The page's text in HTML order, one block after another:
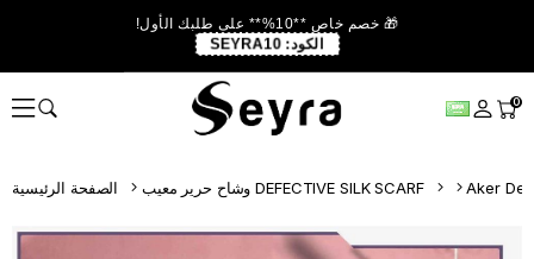
🎁 خصم خاص **10%** على طلبك الأول!
الكود: SEYRA10
0
وشاح حرير معيب DEFECTIVE SILK SCARF Aker